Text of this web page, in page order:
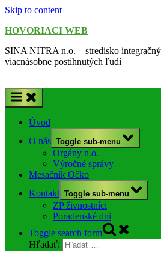
Skip to content
HOVORIACI WEB
SINA NITRA n.o. – stredisko
viacnásobne postihnutých ľudí
Úvod
O nás Toggle sub-menu
Orgány n.o.
Výročné správy
Mesačník Očko
Kontakt Toggle sub-menu
ZP živnostníci
Poradenské dni
Toggle search form
Hľadať: